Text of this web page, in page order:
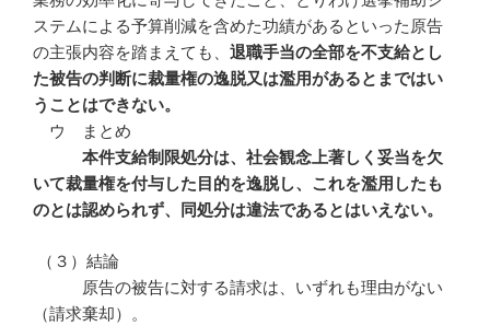
ステムによる予算削減を含めた功績があるといった原告
の主張内容を踏まえても、 退職手当の全部を不支給とし
た被告の判断に裁量権の逸脱又は濫用があるとまではい
うことはできない。
ウ まとめ
本件支給制限処分は、社会観念上著しく妥当を欠
いて裁量権を付与した目的を逸脱し、これを濫用したも
のとは認められず、同処分は違法であるとはいえない。
（３）結論
原告の被告に対する請求は、いずれも理由がない
（請求棄却）。